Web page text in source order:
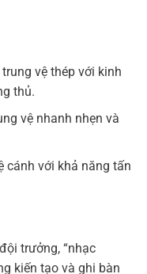
vệ thép với kinh
thủ.
vệ nhanh nhẹn và
cánh với khả năng tấn
trưởng, “nhạc
kiến tạo và ghi bàn